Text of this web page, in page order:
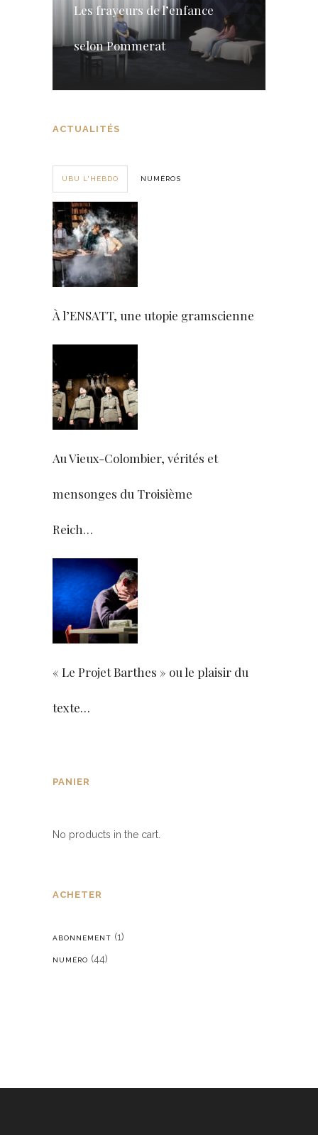
Les frayeurs de l’enfance
selon Pommerat
ACTUALITÉS
UBU L'HEBDO NUMÉROS
À l’ENSATT, une utopie gramscienne
Au Vieux-Colombier, vérités et
mensonges du Troisième
Reich…
« Le Projet Barthes » ou le plaisir du
texte…
PANIER
No products in the cart.
ACHETER
ABONNEMENT (1)
NUMÉRO (44)